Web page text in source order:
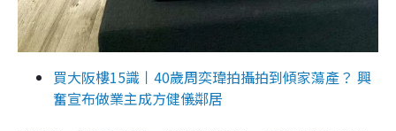
買大阪樓15識丨40歲周奕瑋拍攝拍到傾家蕩產？ 興
奮宣布做業主成方健儀鄰居